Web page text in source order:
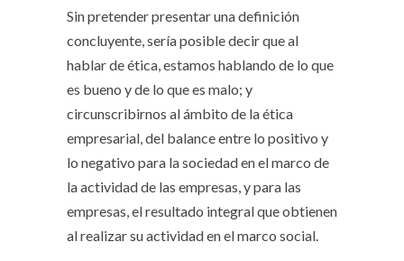
Sin pretender presentar una definición
concluyente, sería posible decir que al
hablar de ética, estamos hablando de lo que
es bueno y de lo que es malo; y
circunscribirnos al ámbito de la ética
empresarial, del balance entre lo positivo y
lo negativo para la sociedad en el marco de
la actividad de las empresas, y para las
empresas, el resultado integral que obtienen
al realizar su actividad en el marco social.